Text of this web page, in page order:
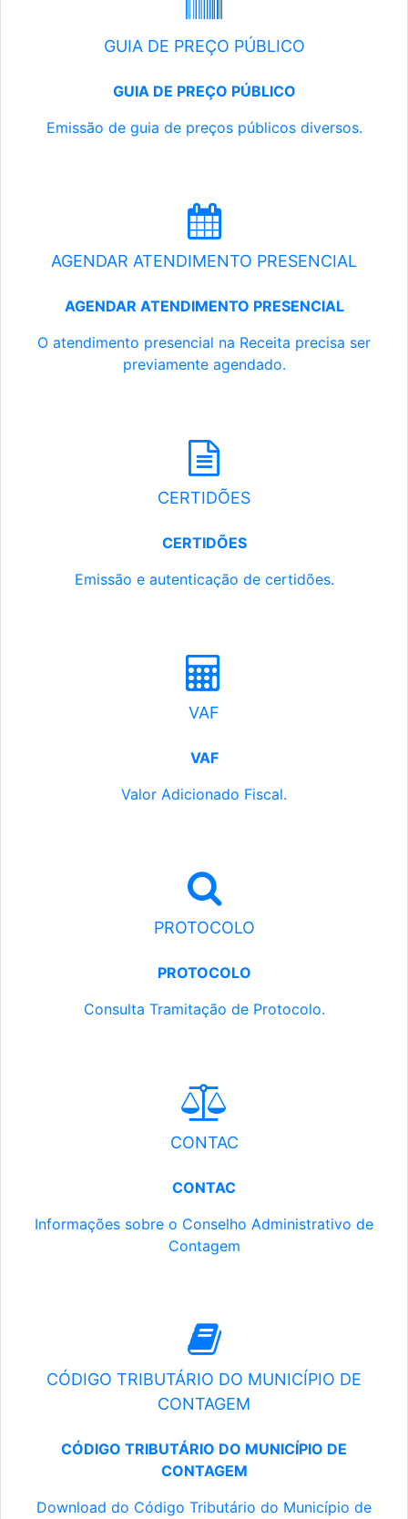
GUIA DE PREÇO PÚBLICO
GUIA DE PREÇO PÚBLICO
Emissão de guia de preços públicos diversos.
AGENDAR ATENDIMENTO PRESENCIAL
AGENDAR ATENDIMENTO PRESENCIAL
O atendimento presencial na Receita precisa ser
previamente agendado.
CERTIDÕES
CERTIDÕES
Emissão e autenticação de certidões.
VAF
VAF
Valor Adicionado Fiscal.
PROTOCOLO
PROTOCOLO
Consulta Tramitação de Protocolo.
CONTAC
CONTAC
Informações sobre o Conselho Administrativo de
Contagem
CÓDIGO TRIBUTÁRIO DO MUNICÍPIO DE
CONTAGEM
CÓDIGO TRIBUTÁRIO DO MUNICÍPIO DE
CONTAGEM
Download do Código Tributário do Município de